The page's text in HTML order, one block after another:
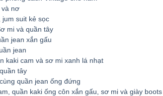
và nơ
jum suit kẻ sọc
mi và quần tây
jean xắn gấu
jean
kaki cam và sơ mi xanh lá nhạt
tây
quần jean ống đứng
quần kaki ống côn xắn gấu, sơ mi và giày boots